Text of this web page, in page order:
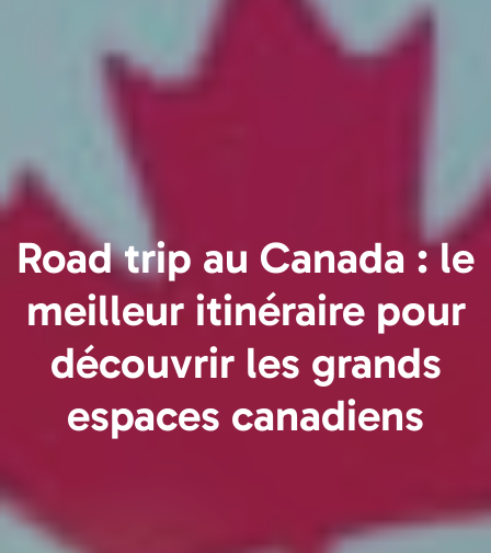
Road trip au Canada : le
meilleur itinéraire pour
découvrir les grands
espaces canadiens